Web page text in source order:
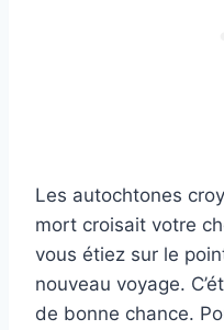
Les autochtones
mort croisait votre
vous étiez sur le
nouveau voyage.
de bonne chance.